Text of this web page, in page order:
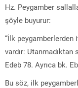
Hz. Peygamber
şöyle buyurur:
“İlk peygamberlerden
vardır:
Edeb 78. Ayrıca bk.
Bu söz, ilk